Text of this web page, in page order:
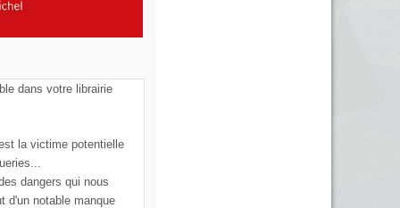
dans votre librairie
la victime potentielle
dangers qui nous
d'un notable manque